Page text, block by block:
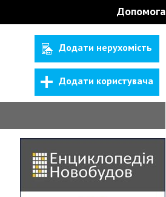
Допомога
Додати нерухомість
Додати користувача